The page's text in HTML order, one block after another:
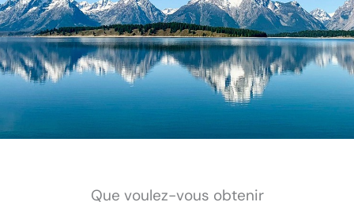
Que voulez-vous obtenir